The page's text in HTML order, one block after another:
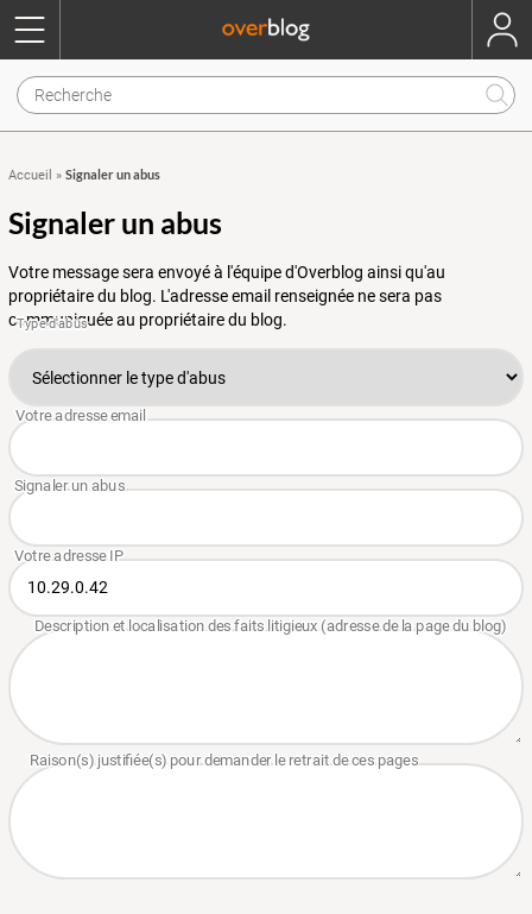
Accueil » Signaler un abus
Signaler un abus
Votre message sera envoyé à l'équipe d'Overblog ainsi qu'au
propriétaire du blog. L'adresse email renseignée ne sera pas
communiquée au propriétaire du blog.